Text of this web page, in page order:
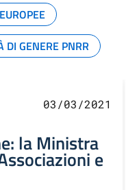
DI GENERE PNRR
03/03/2021
la Ministra
e